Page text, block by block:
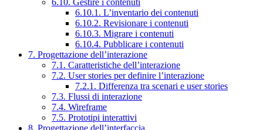
6.10. Gestire i contenuti
6.10.1. L’inventario dei contenuti
6.10.2. Revisionare i contenuti
6.10.3. Migrare i contenuti
6.10.4. Pubblicare i contenuti
7. Progettazione dell’interazione
7.1. Caratteristiche dell’interazione
7.2. User stories per definire l’interazione
7.2.1. Differenza tra scenari e user stories
7.3. Flussi di interazione
7.4. Wireframe
7.5. Prototipi interattivi
8. Progettazione dell’interfaccia